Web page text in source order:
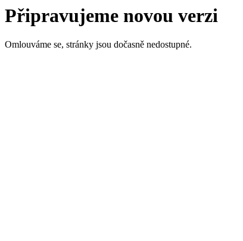
Připravujeme novou verzi
Omlouváme se, stránky jsou dočasně nedostupné.